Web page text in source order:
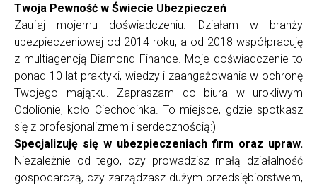
Twoja Pewność w Świecie Ubezpieczeń
Zaufaj mojemu doświadczeniu. Działam w branży
ubezpieczeniowej od 2014 roku, a od 2018 współpracuję
z multiagencją Diamond Finance. Moje doświadczenie to
ponad 10 lat praktyki, wiedzy i zaangażowania w ochronę
Twojego majątku. Zapraszam do biura w urokliwym
Odolionie, koło Ciechocinka. To miejsce, gdzie spotkasz
się z profesjonalizmem i serdecznością:)
Specjalizuję się w ubezpieczeniach firm oraz upraw.
Niezależnie od tego, czy prowadzisz małą działalność
gospodarczą, czy zarządzasz dużym przedsiębiorstwem,